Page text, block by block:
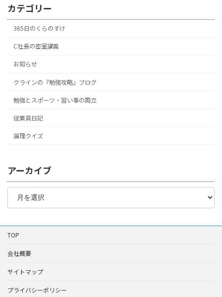
カテゴリー
365日のくらのすけ
C社長の密室講義
お知らせ
クラインの『勉強攻略』ブログ
勉強とスポーツ・習い事の両立
従業員日記
論理クイズ
アーカイブ
ア
カ
ブ
TOP
会社概要
サイトマップ
プライバシーポリシー